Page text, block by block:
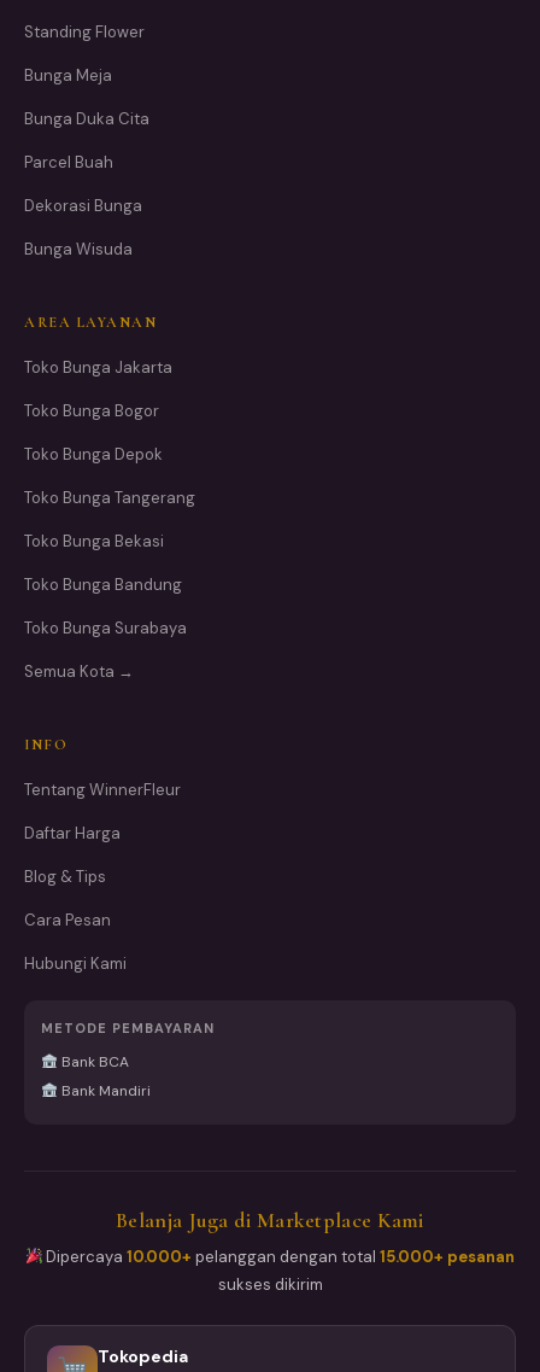
Standing Flower
Bunga Meja
Bunga Duka Cita
Parcel Buah
Dekorasi Bunga
Bunga Wisuda
AREA LAYANAN
Toko Bunga Jakarta
Toko Bunga Bogor
Toko Bunga Depok
Toko Bunga Tangerang
Toko Bunga Bekasi
Toko Bunga Bandung
Toko Bunga Surabaya
Semua Kota →
INFO
Tentang WinnerFleur
Daftar Harga
Blog & Tips
Cara Pesan
Hubungi Kami
METODE PEMBAYARAN
Bank BCA
Bank Mandiri
Belanja Juga di Marketplace Kami
Dipercaya10.000+ pelanggan dengan total15.000+ pesanan
sukses dikirim
Tokopedia